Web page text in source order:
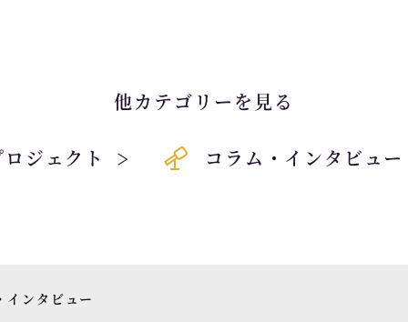
他カテゴリーを見る
ロジェクト コラム・インタビュー
インタビュー